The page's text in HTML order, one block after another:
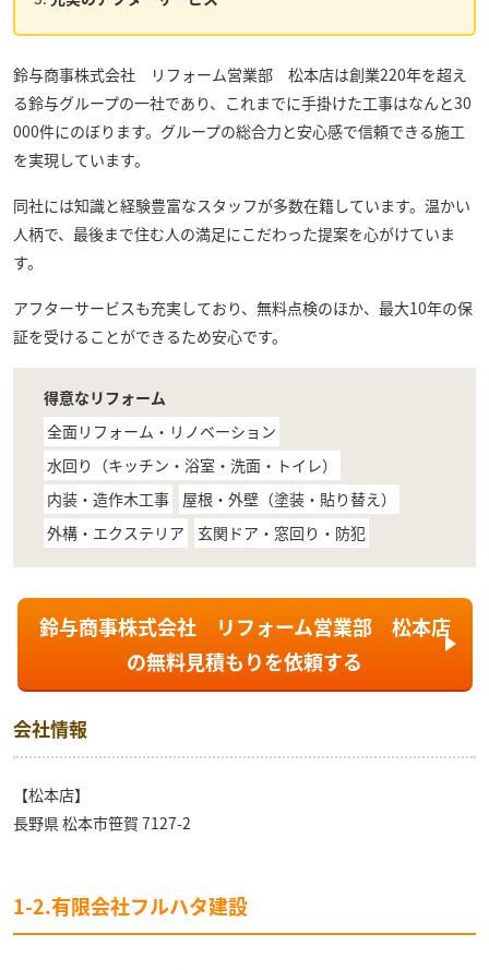
鈴与商事株式会社 リフォーム営業部 松本店は創業220年を超え
る鈴与グループの一社であり、これまでに手掛けた工事はなんと30
000件にのぼります。グループの総合力と安心感で信頼できる施工
を実現しています。
同社には知識と経験豊富なスタッフが多数在籍しています。温かい
人柄で、最後まで住む人の満足にこだわった提案を心がけていま
す。
アフターサービスも充実しており、無料点検のほか、最大10年の保
証を受けることができるため安心です。
得意なリフォーム
全面リフォーム・リノベーション
水回り（キッチン・浴室・洗面・トイレ）
内装・造作木工事
屋根・外壁（塗装・貼り替え）
外構・エクステリア
玄関ドア・窓回り・防犯
鈴与商事株式会社 リフォーム営業部 松本店
の無料見積もりを依頼する
会社情報
【松本店】
長野県 松本市笹賀 7127-2
1-2.有限会社フルハタ建設